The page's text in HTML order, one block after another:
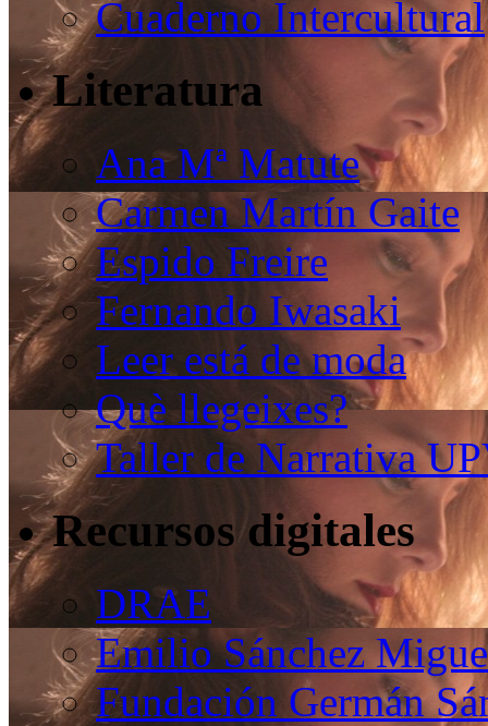
Cuaderno Intercultural
Literatura
Ana Mª Matute
Carmen Martín Gaite
Espido Freire
Fernando Iwasaki
Leer está de moda
Què llegeixes?
Taller de Narrativa
Recursos digitales
DRAE
Emilio Sánchez
Fundación Germán